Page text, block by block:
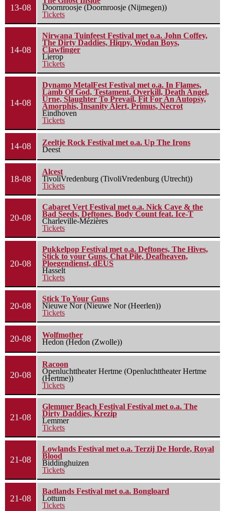
13-08
Doornroosje (Doornroosje (Nijmegen))
Tickets
14-08
Nirwana Tuinfeest Festival met o.a. John Coffey,
The Dirty Daddies, Hiqpy, Wodan Boys,
Clawfinger
Lierop
Tickets
14-08
Dynamo MetalFest Festival met o.a. In Flames,
Lamb Of God, Testament, Overkill, Death Angel,
Urne, Slaughter To Prevail, Fit For An Autopsy,
Amorphis, Insanity Alert, Primus, Necrot
Eindhoven
Tickets
14-08
Zeeltje Rock Festival met o.a. Up The Irons
Deest
18-08
Alcest
TivoliVredenburg (TivoliVredenburg (Utrecht))
Tickets
20-08
Cabaret Vert Festival met o.a. Nick Cave & the
Bad Seeds, Deftones, Body Count feat. Ice-T
Charleville-Mézières
Tickets
20-08
Pukkelpop Festival met o.a. Deftones, The Hives,
Stick to your Guns, Chat Pile, Deafheaven,
Ploegendienst, dEUS
Hasselt
Tickets
20-08
Stick To Your Guns
Nieuwe Nor (Nieuwe Nor (Heerlen))
Tickets
20-08
Wolfmother
Hedon (Hedon (Zwolle))
20-08
Racoon
Openluchttheater Hertme (Openluchttheater Hertme
(Hertme))
Tickets
21-08
Glemmer Beach Festival Festival met o.a. The
Dirty Daddies, Krezip
Lemmer
Tickets
21-08
Lowlands Festival met o.a. Terzij De Horde, Royal
Blood
Biddinghuizen
Tickets
21-08
Badlands Festival met o.a. Bongloard
Lottum
Tickets